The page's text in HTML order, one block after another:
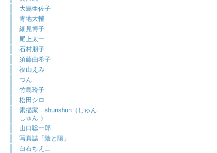
大島亜佐子
青地大輔
細見博子
尾上太一
石村朋子
須藤由希子
福山えみ
つん
竹島玲子
松田シロ
素描家 shunshun（しゅん
しゅん ）
山口聡一郎
写真誌「陰と陽」
白石ちえこ